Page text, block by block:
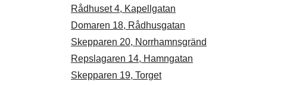
Rådhuset 4, Kapellgatan
Domaren 18, Rådhusgatan
Skepparen 20, Norrhamnsgränd
Repslagaren 14, Hamngatan
Skepparen 19, Torget